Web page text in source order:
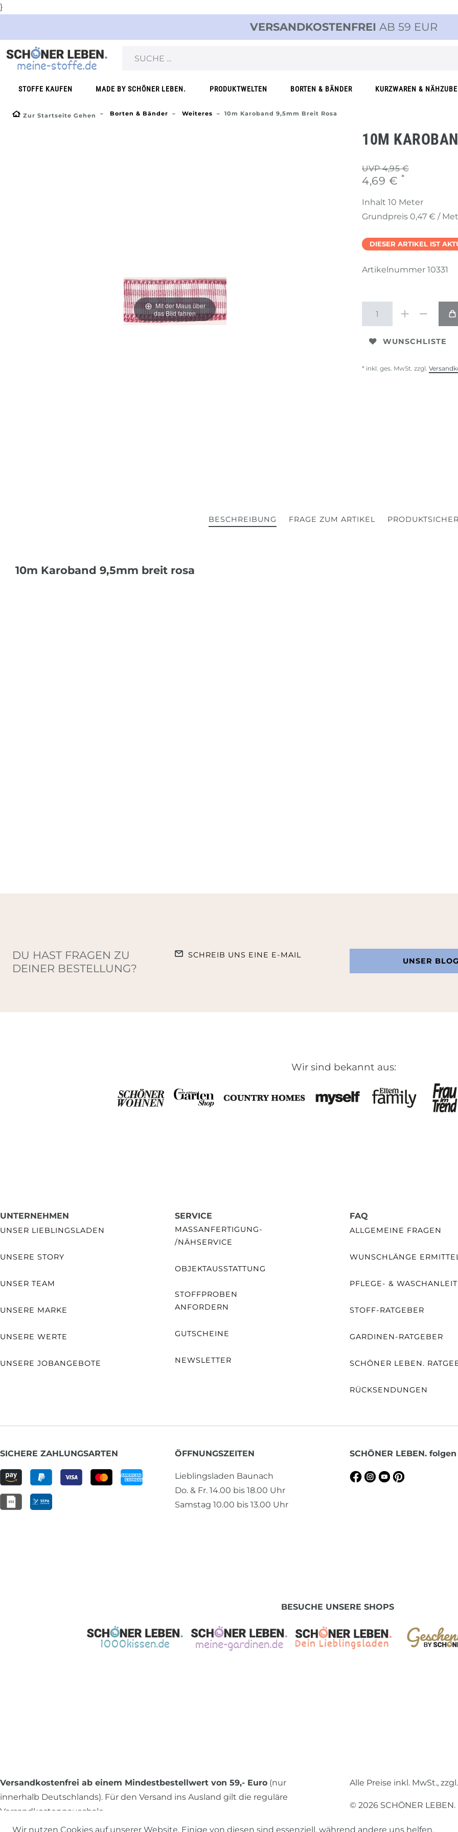
}
VERSANDKOSTENFREI AB 59 EUR
STOFFE KAUFEN MADE BY SCHÖNER LEBEN. PRODUKTWELTEN BORTEN & BÄNDER KURZWAREN &
Zur Startseite Gehen Borten & Bänder Weiteres 10m Karoband 9,5mm Breit Rosa
Mit der Maus über
das Bild fahren
10M
UVP 4,95 €
4,69 € *
Inhalt 10 Meter
Grundpreis 0,47 € /
DIESER ARTIKEL IST
Artikelnummer 10331
WUNSCHLISTE
* inkl. ges. MwSt. zzgl.
BESCHREIBUNG FRAGE ZUM ARTIKEL
10m Karoband 9,5mm breit rosa
DU HAST FRAGEN ZU
DEINER BESTELLUNG?
SCHREIB UNS EINE E-MAIL
UNSER
Wir sind bekannt aus:
UNTERNEHMEN
UNSER LIEBLINGSLADEN
UNSERE STORY
UNSER TEAM
UNSERE MARKE
UNSERE WERTE
UNSERE JOBANGEBOTE
SERVICE
MASSANFERTIGUNG- /
NÄHSERVICE
OBJEKTAUSSTATTUNG
STOFFPROBEN
ANFORDERN
GUTSCHEINE
NEWSLETTER
FAQ
ALLGEMEINE FRAGEN
WUNSCHLÄNGE
PFLEGE- &
STOFF-RATGEBER
GARDINEN-RATGEBER
SCHÖNER LEBEN.
RÜCKSENDUNGEN
SICHERE ZAHLUNGSARTEN ÖFFNUNGSZEITEN
Lieblingsladen Baunach
Do. & Fr. 14.00 bis 18.00 Uhr
Samstag 10.00 bis 13.00 Uhr
SCHÖNER LEBEN. folgen
BESUCHE UNSERE SHOPS
Versandkostenfrei ab einem Mindestbestellwert von 59,- Euro (nur
innerhalb Deutschlands). Für den Versand ins Ausland gilt die reguläre
Versandkostenpauschale.
Alle Preise inkl. MwSt.,
© 2026 SCHÖNER LEBEN.
Wir nutzen Cookies auf unserer Website. Einige von diesen sind essenziell, während andere uns helfen,